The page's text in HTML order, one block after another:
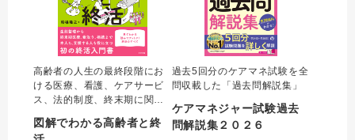
高齢者の人生の最終段階にお
ける医療、看護、ケアサービ
ス、法的制度、終末期に関す
た初の「終活入門書」。著者
図解でわかる高齢者と終
過去5回分のケアマネ試験を全
問収載した「過去問解説集」
ケアマネジャー試験過去
問解説集２０２６